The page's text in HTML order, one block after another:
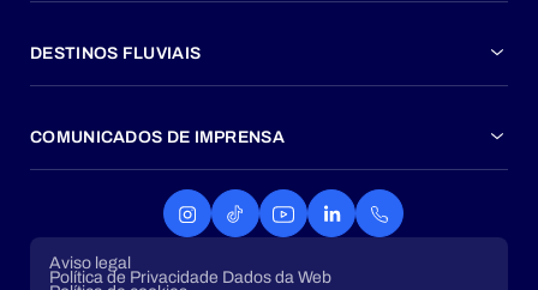
DESTINOS FLUVIAIS
COMUNICADOS DE IMPRENSA
Aviso legal
Política de Privacidade Dados da Web